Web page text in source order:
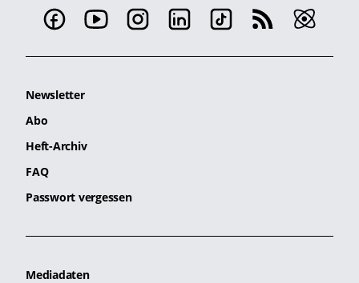
Newsletter
Abo
Heft-Archiv
FAQ
Passwort vergessen
Mediadaten